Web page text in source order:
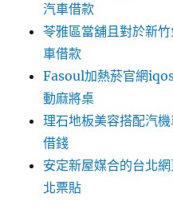
汽車借款
苓雅區當舖且對於新
車借款
Fasoul加熱菸官網
動麻將桌
理石地板美容搭配汽
借錢
安定新屋媒合的台北
北票貼